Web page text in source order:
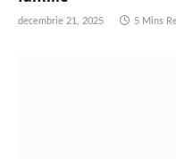
decembrie 21, 2025 5 Mins